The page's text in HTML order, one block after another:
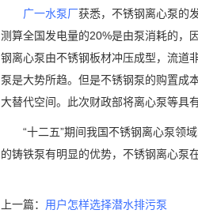
广一水泵厂获悉，不锈钢离心泵的
测算全国发电量的20%是由泵消耗的，
钢离心泵由不锈钢板材冲压成型，流道
泵是大势所趋。但是不锈钢泵的购置成
大替代空间。此次财政部将离心泵等具
“十二五”期间我国不锈钢离心泵领域
的铸铁泵有明显的优势，不锈钢离心泵
上一篇： 用户怎样选择潜水排污泵